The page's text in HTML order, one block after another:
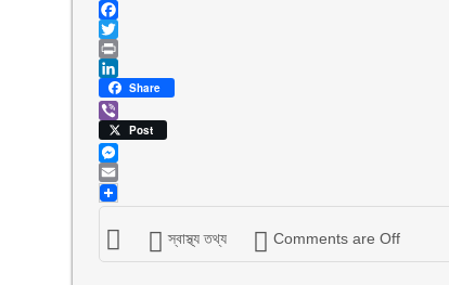
WhatsApp
Facebook
Twitter
Print
LinkedIn
Share
ViberPost
Messenger
Email
স্বাস্থ্য তথ্য Comments are Off